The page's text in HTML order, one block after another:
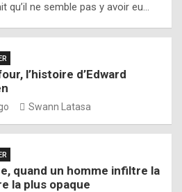
qu’il ne semble pas y avoir eu…
l’histoire d’Edward
Swann Latasa
quand un homme infiltre la
la plus opaque